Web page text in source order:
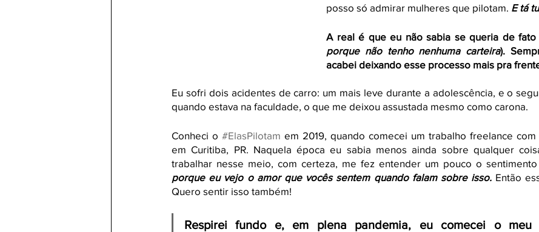
posso só admirar mulheres que pilotam. E tá
A real é que eu não sabia se queria de fato
porque não tenho nenhuma carteira).
acabei deixando esse processo mais pra
Eu sofri dois acidentes de carro: um mais leve durante a adolescência, e o
quando estava na faculdade, o que me deixou assustada mesmo como carona.
Conheci o #ElasPilotam em 2019, quando comecei um trabalho freelance com
em Curitiba, PR. Naquela época eu sabia menos ainda sobre qualquer
porque eu vejo o amor que vocês sentem quando falam sobre isso. Então
Quero sentir isso também!
Respirei fundo e, em plena pandemia, eu comecei o meu